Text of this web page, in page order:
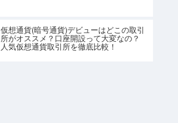
仮想通貨(暗号通貨)デビューはどこの取引
所がオススメ？口座開設って大変なの？
人気仮想通貨取引所を徹底比較！